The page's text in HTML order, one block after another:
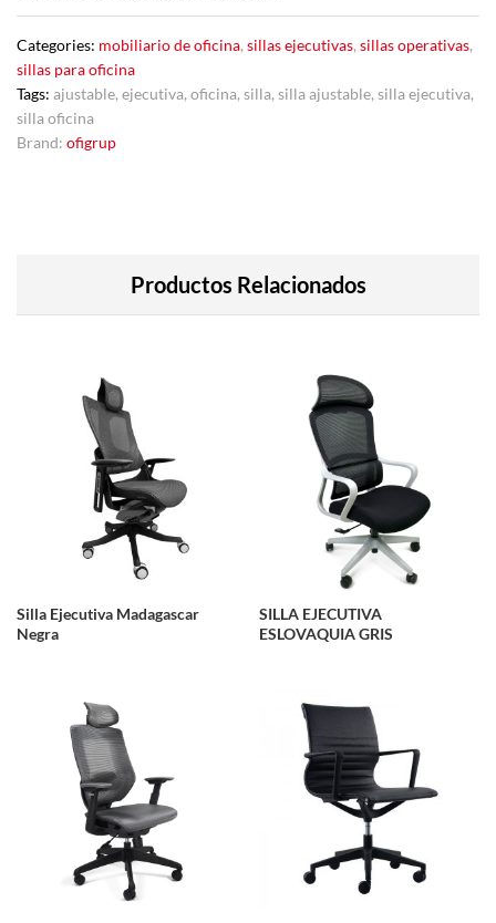
Categories: mobiliario de oficina, sillas ejecutivas, sillas operativas,
sillas para oficina
Tags: ajustable, ejecutiva, oficina, silla, silla ajustable, silla ejecutiva,
silla oficina
Brand: ofigrup
Productos Relacionados
Silla Ejecutiva Madagascar
Negra
SILLA EJECUTIVA
ESLOVAQUIA GRIS